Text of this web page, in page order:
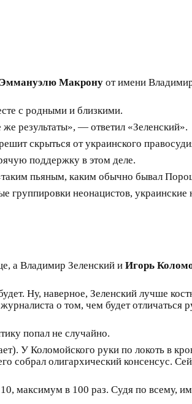
Эммануэлю Макрону от имени
с родными и близкими.
результаты», — ответил «Зеленский».
скрыться от украинского
поддержку в этом деле.
пьяным, каким обычно бывал
неонацистов, украинские
а Владимир Зеленский и Игорь
Ну, наверное, Зеленский лучше
о том, чем будет отличаться
попал не случайно.
У Коломойского руки по локоть в
собрал олигархический консенсус.
максимум в 100 раз. Судя по всему,